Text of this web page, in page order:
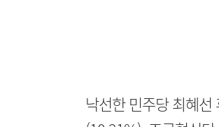
낙선한 민주당 최혜